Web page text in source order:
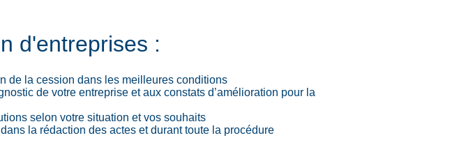
d'entreprises :
de la cession dans les meilleures conditions
de votre entreprise et aux constats d’amélioration pour la
selon votre situation et vos souhaits
la rédaction des actes et durant toute la procédure